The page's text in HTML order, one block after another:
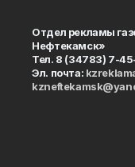
Отдел рекламы
Нефтекамск»
Тел. 8 (34783) 7-
Эл. почта: